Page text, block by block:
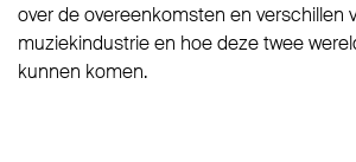
over de overeenkomsten en verschillen
muziekindustrie en hoe deze twee
kunnen komen.